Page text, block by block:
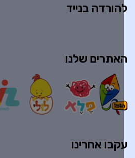
בנייד
שלנו
אחרינו